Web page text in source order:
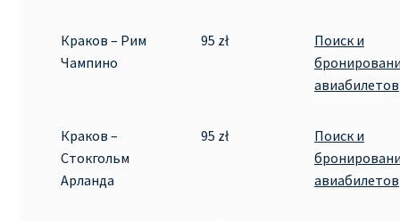
Краков – Рим
Чампино
95 zł
Поиск и
авиабилетов
Краков –
Стокгольм
Арланда
95 zł
Поиск и
авиабилетов